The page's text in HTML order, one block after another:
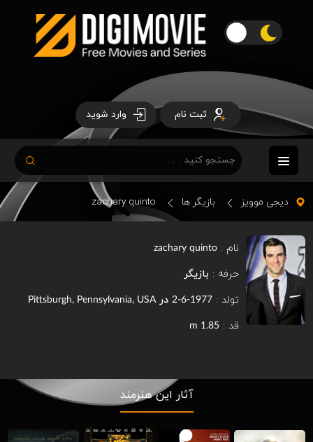
ثبت نام وارد شوید
دیجی موویز بازیگر ها zachary quinto
نام : zachary quinto
حرفه : بازیگر
تولد : 1977-6-2 درPittsburgh, Pennsylvania, USA
قد : 1.85 m
آثار این هنرمند